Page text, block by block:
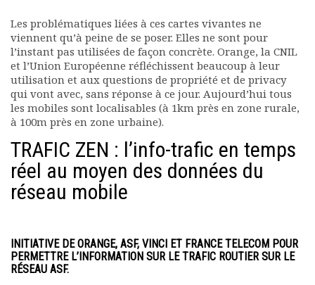
Les problématiques liées à ces cartes vivantes ne
viennent qu’à peine de se poser. Elles ne sont pour
l’instant pas utilisées de façon concrète. Orange, la CNIL
et l’Union Européenne réfléchissent beaucoup à leur
utilisation et aux questions de propriété et de privacy
qui vont avec, sans réponse à ce jour. Aujourd’hui tous
les mobiles sont localisables (à 1km près en zone rurale,
à 100m près en zone urbaine).
TRAFIC ZEN : l’info-trafic en temps
réel au moyen des données du
réseau mobile
INITIATIVE DE ORANGE, ASF, VINCI ET FRANCE TELECOM POUR
PERMETTRE L’INFORMATION SUR LE TRAFIC ROUTIER SUR LE
RÉSEAU ASF.